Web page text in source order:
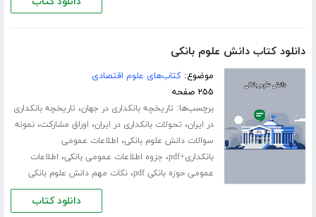
دانلود کتاب دانش علوم بانکی
موضوع:کتاب‌های علوم اقتصادی
۲۵۵ صفحه
برچسب‌ها: تاریخچه بانکداری در جهان، تاریخچه بانکداری
در ایران، تحولات بانکداری در ایران، اوراق مشارکت،نمونه
سوالات دانش علوم بانکی، اطلاعات عمومی
بانکداری+pdf
، جزوه اطلاعات عمومی بانکی، اطلاعات
عمومی حوزه بانکی pdf
،نکات مهم دانش علوم بانکی
دانلود کتاب